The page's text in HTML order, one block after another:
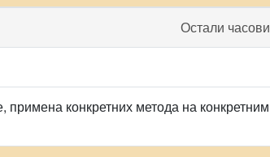
Остали часови
конкретних метода на